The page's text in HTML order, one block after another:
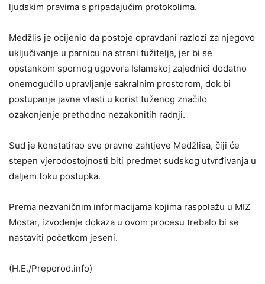
ljudskim pravima s pripadajućim protokolima.
Medžlis je ocijenio da postoje opravdani razlozi za njegovo
uključivanje u parnicu na strani tužitelja, jer bi se
opstankom spornog ugovora Islamskoj zajednici dodatno
onemogućilo upravljanje sakralnim prostorom, dok bi
postupanje javne vlasti u korist tuženog značilo
ozakonjenje prethodno nezakonitih radnji.
Sud je konstatirao sve pravne zahtjeve Medžlisa, čiji će
stepen vjerodostojnosti biti predmet sudskog utvrđivanja u
daljem toku postupka.
Prema nezvaničnim informacijama kojima raspolažu u MIZ
Mostar, izvođenje dokaza u ovom procesu trebalo bi se
nastaviti početkom jeseni.
(H.E./Preporod.info)